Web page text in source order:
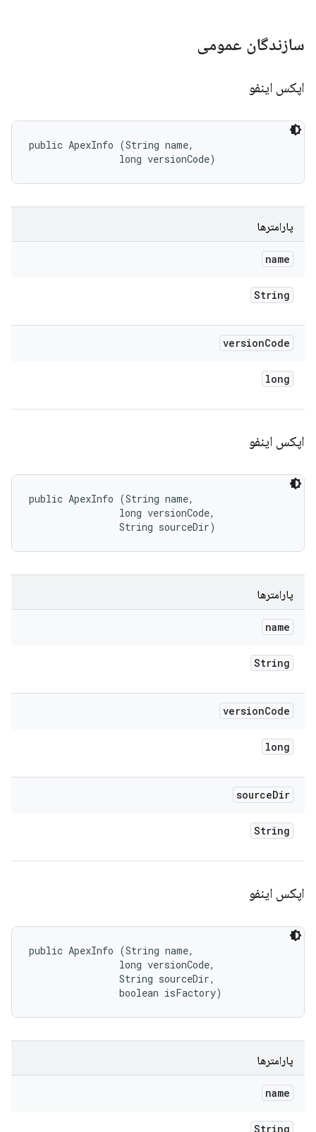
سازندگان عمومی
اپکس اینفو
public ApexInfo (String name,
                long versionCode)
پارامترها
name
String
versionCode
long
اپکس اینفو
public ApexInfo (String name,
                long versionCode,
                String sourceDir)
پارامترها
name
String
versionCode
long
sourceDir
String
اپکس اینفو
public ApexInfo (String name,
                long versionCode,
                String sourceDir,
                boolean isFactory)
پارامترها
name
String